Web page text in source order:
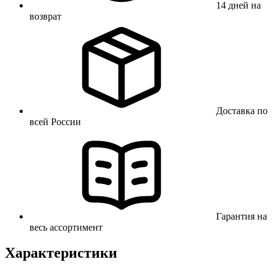
14 дней на
возврат
Доставка по
всей России
Гарантия на
весь ассортимент
Характеристики